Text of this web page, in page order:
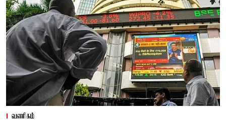
வணிகம்